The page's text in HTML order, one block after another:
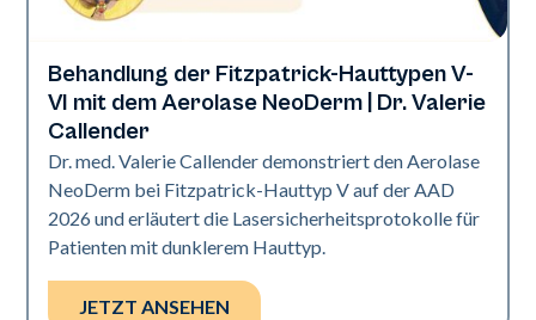
Neo Elite | Präsentationen
Behandlung der Fitzpatrick-Hauttypen V-
VI mit dem Aerolase NeoDerm | Dr. Valerie
Callender
Dr. med. Valerie Callender demonstriert den Aerolase
NeoDerm bei Fitzpatrick-Hauttyp V auf der AAD
2026 und erläutert die Lasersicherheitsprotokolle für
Patienten mit dunklerem Hauttyp.
JETZT ANSEHEN